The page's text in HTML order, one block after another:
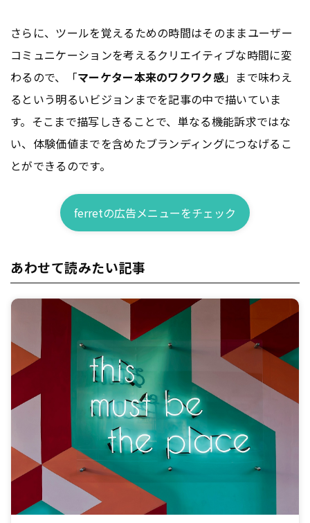
さらに、ツールを覚えるための時間はそのままユーザー
コミュニケーションを考えるクリエイティブな時間に変
わるので、「マーケター本来のワクワク感」まで味わえ
るという明るいビジョンまでを記事の中で描いていま
す。そこまで描写しきることで、単なる機能訴求ではな
い、体験価値までを含めたブランディングにつなげるこ
とができるのです。
ferretの広告メニューをチェック
あわせて読みたい記事